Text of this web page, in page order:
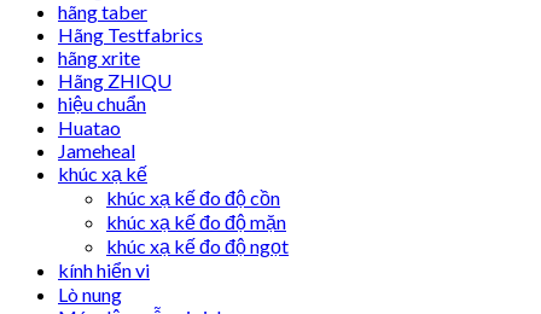
hãng taber
Hãng Testfabrics
hãng xrite
Hãng ZHIQU
hiệu chuẩn
Huatao
Jameheal
khúc xạ kế
khúc xạ kế đo độ cồn
khúc xạ kế đo độ mặn
khúc xạ kế đo độ ngọt
kính hiển vi
Lò nung